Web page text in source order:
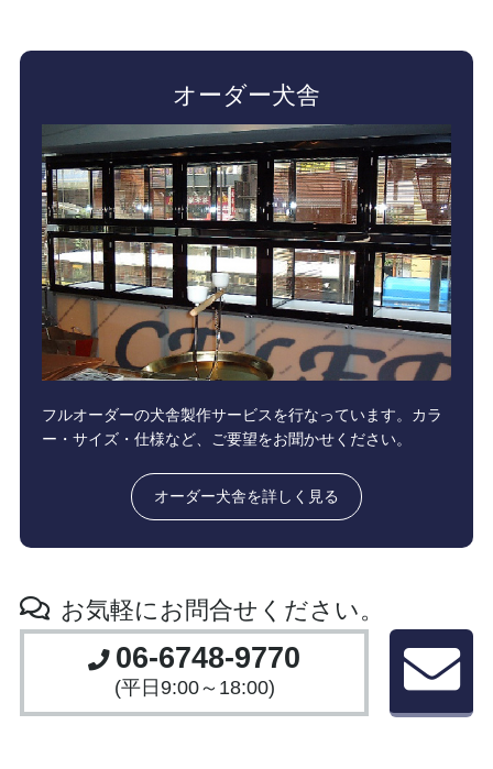
オーダー犬舎
フルオーダーの犬舎製作サービスを行なっています。カラ
ー・サイズ・仕様など、ご要望をお聞かせください。
オーダー犬舎を詳しく見る
お気軽にお問合せください。
06-6748-9770
(平日9:00～18:00)